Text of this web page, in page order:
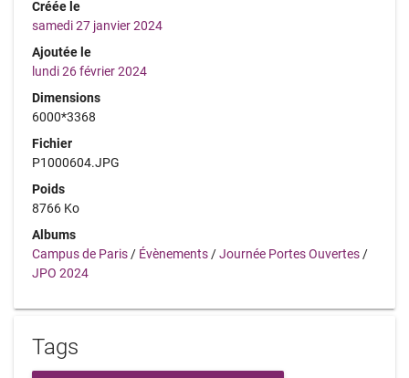
Créée le
samedi 27 janvier 2024
Ajoutée le
lundi 26 février 2024
Dimensions
6000*3368
Fichier
P1000604.JPG
Poids
8766 Ko
Albums
Campus de Paris / Évènements /Journée Portes Ouvertes /
JPO 2024
Tags